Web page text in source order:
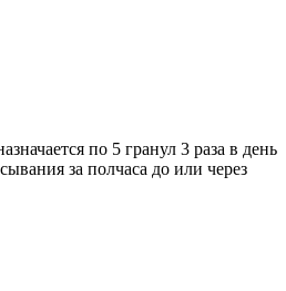
по 5 гранул 3 раза в день
за полчаса до или через